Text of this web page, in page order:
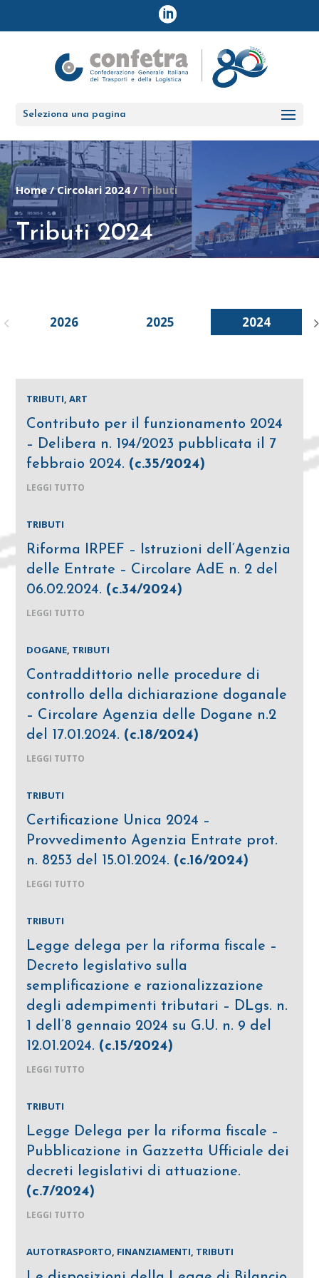
Seleziona una pagina
Home/Circolari 2024 / Tributi
Tributi 2024
2026 2025 2024
TRIBUTI,ART
Contributo per il funzionamento 2024
– Delibera n. 194/2023 pubblicata il 7
febbraio 2024. (c.35/2024)
LEGGI TUTTO
TRIBUTI
Riforma IRPEF – Istruzioni dell’Agenzia
delle Entrate – Circolare AdE n. 2 del
06.02.2024. (c.34/2024)
LEGGI TUTTO
DOGANE, TRIBUTI
Contraddittorio nelle procedure di
controllo della dichiarazione doganale
– Circolare Agenzia delle Dogane n.2
del 17.01.2024. (c.18/2024)
LEGGI TUTTO
TRIBUTI
Certificazione Unica 2024 –
Provvedimento Agenzia Entrate prot.
n. 8253 del 15.01.2024. (c.16/2024)
LEGGI TUTTO
TRIBUTI
Legge delega per la riforma fiscale –
Decreto legislativo sulla
semplificazione e razionalizzazione
degli adempimenti tributari – DLgs. n.
1 dell’8 gennaio 2024 su G.U. n. 9 del
12.01.2024. (c.15/2024)
LEGGI TUTTO
TRIBUTI
Legge Delega per la riforma fiscale –
Pubblicazione in Gazzetta Ufficiale dei
decreti legislativi di attuazione.
(c.7/2024)
LEGGI TUTTO
AUTOTRASPORTO, FINANZIAMENTI, TRIBUTI